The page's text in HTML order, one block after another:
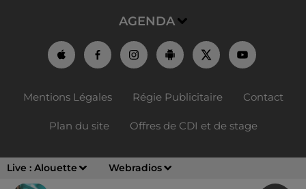
Live : Alouette Webradios
AGENDA
Mentions Légales Régie Publicitaire Contact
Plan du site Offres de CDI et de stage